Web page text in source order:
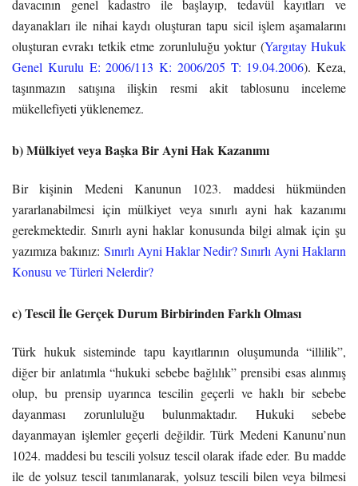
davacının genel kadastro ile başlayıp, tedavül kayıtları ve
dayanakları ile nihai kaydı oluşturan tapu sicil işlem aşamalarını
oluşturan evrakı tetkik etme zorunluluğu yoktur (Yargıtay Hukuk
Genel Kurulu E: 2006/113 K: 2006/205 T: 19.04.2006). Keza,
taşınmazın satışına ilişkin resmi akit tablosunu inceleme
mükellefiyeti yüklenemez.
b) Mülkiyet veya Başka Bir Ayni Hak Kazanımı
Bir kişinin Medeni Kanunun 1023. maddesi hükmünden
yararlanabilmesi için mülkiyet veya sınırlı ayni hak kazanımı
gerekmektedir. Sınırlı ayni haklar konusunda bilgi almak için şu
yazımıza bakınız: Sınırlı Ayni Haklar Nedir? Sınırlı Ayni Hakların
Konusu ve Türleri Nelerdir?
c) Tescil İle Gerçek Durum Birbirinden Farklı Olması
Türk hukuk sisteminde tapu kayıtlarının oluşumunda “illilik”,
diğer bir anlatımla “hukuki sebebe bağlılık” prensibi esas alınmış
olup, bu prensip uyarınca tescilin geçerli ve haklı bir sebebe
dayanması zorunluluğu bulunmaktadır. Hukuki sebebe
dayanmayan işlemler geçerli değildir. Türk Medeni Kanunu’nun
1024. maddesi bu tescili yolsuz tescil olarak ifade eder. Bu madde
ile de yolsuz tescil tanımlanarak, yolsuz tescili bilen veya bilmesi